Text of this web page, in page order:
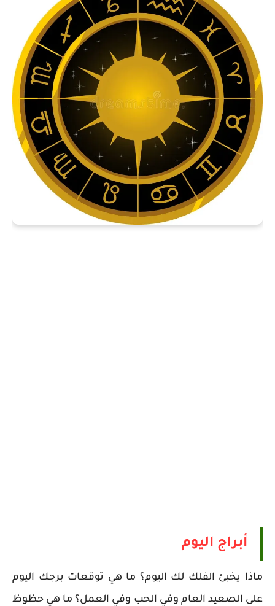
أبراج اليوم
ماذا يخبئ الفلك لك اليوم؟ ما هي توقعات برجك اليوم
على الصعيد العام وفي الحب وفي العمل؟ ما هي حظوظ